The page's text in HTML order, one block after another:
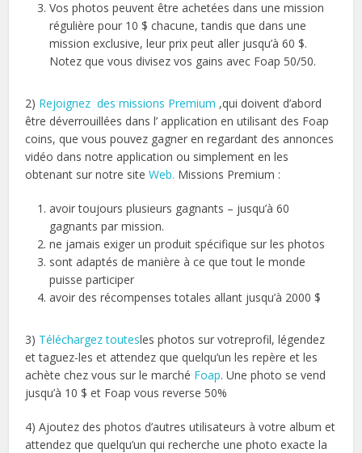
Vos photos peuvent être achetées dans une mission
régulière pour 10 $ chacune, tandis que dans une
mission exclusive, leur prix peut aller jusqu’à 60 $.
Notez que vous divisez vos gains avec Foap 50/50.
2) Rejoignez des missions Premium ,qui doivent d’abord
être déverrouillées dans l’ application en utilisant des Foap
coins, que vous pouvez gagner en regardant des annonces
vidéo dans notre application ou simplement en les
obtenant sur notre siteWeb. Missions Premium :
avoir toujours plusieurs gagnants – jusqu’à 60
gagnants par mission.
ne jamais exiger un produit spécifique sur les photos
sont adaptés de manière à ce que tout le monde
puisse participer
avoir des récompenses totales allant jusqu’à 2000 $
3) Téléchargez toutesles photos sur votreprofil, légendez
et taguez-les et attendez que quelqu’un les repère et les
achète chez vous sur le marché Foap. Une photo se vend
jusqu’à 10 $ et Foap vous reverse 50%
4) Ajoutez des photos d’autres utilisateurs à votre album et
attendez que quelqu’un qui recherche une photo exacte la